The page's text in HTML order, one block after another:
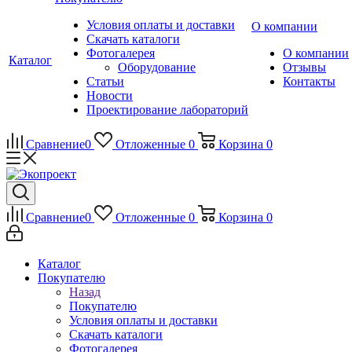
Каталог
Условия оплаты и доставки
Скачать каталоги
Фотогалерея
Оборудование
Статьи
Новости
Проектирование лабораторий
О компании
О компании
Отзывы
Контакты
Сравнение0 Отложенные 0 Корзина 0
Сравнение0 Отложенные 0 Корзина 0
Каталог
Покупателю
Назад
Покупателю
Условия оплаты и доставки
Скачать каталоги
Фотогалерея